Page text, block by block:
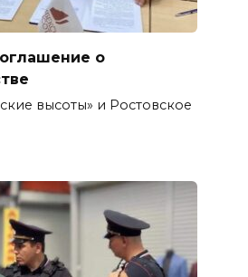
о
высоты» и Ростовское